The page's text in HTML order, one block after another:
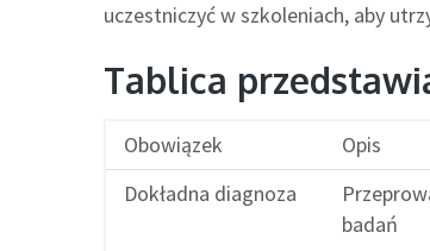
uczestniczyć w szkoleniach, aby
Tablica
Obowiązek Opis
Dokładna diagnoza
badań